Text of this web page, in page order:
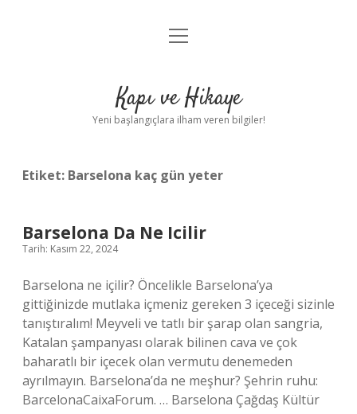
Anasayfa
Yasal Uyarı
menüyü
Kapı ve Hikaye
Yeni başlangıçlara ilham veren bilgiler!
Etiket: Barselona kaç gün yeter
Barselona Da Ne Icilir
Tarih: Kasım 22, 2024
Barselona ne içilir? Öncelikle Barselona’ya
gittiğinizde mutlaka içmeniz gereken 3 içeceği sizinle
tanıştıralım! Meyveli ve tatlı bir şarap olan sangria,
Katalan şampanyası olarak bilinen cava ve çok
baharatlı bir içecek olan vermutu denemeden
ayrılmayın. Barselona’da ne meşhur? Şehrin ruhu:
BarcelonaCaixaForum. … Barselona Çağdaş Kültür